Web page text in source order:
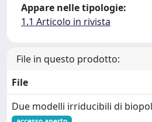
Appare nelle tipologie:
1.1 Articolo in rivista
File in questo prodotto:
File
Due modelli irriducibili di